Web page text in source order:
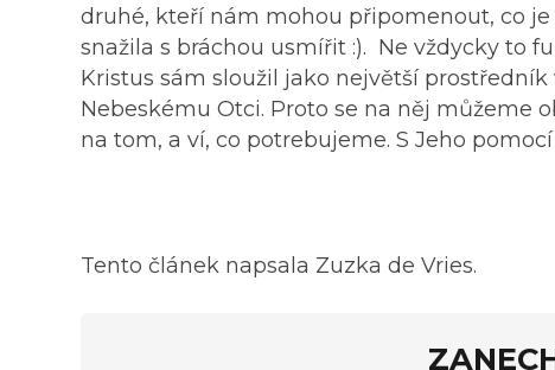
druhé, kteří nám mohou připomenout, co
snažila s bráchou usmířit :). Ne vždycky to
Kristus sám sloužil jako největší
Nebeskému Otci. Proto se na něj můžeme
na tom, a ví, co potrebujeme. S Jeho
Tento článek napsala Zuzka de Vries.